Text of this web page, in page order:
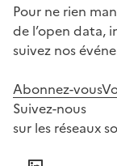
Pour ne rien
de l’open data,
suivez nos
Abonnez-vous
Suivez-nous
sur les réseaux